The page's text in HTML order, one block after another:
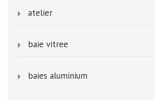
atelier
baie vitree
baies aluminium